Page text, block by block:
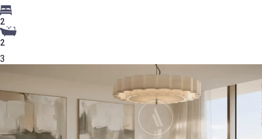
2
2
3